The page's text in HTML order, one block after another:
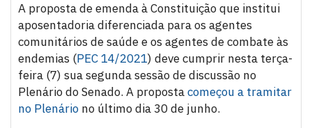
A proposta de emenda à Constituição que institui
aposentadoria diferenciada para os agentes
comunitários de saúde e os agentes de combate às
endemias (PEC 14/2021) deve cumprir nesta terça-
feira (7) sua segunda sessão de discussão no
Plenário do Senado. A propostacomeçou a tramitar
no Plenário no último dia 30 de junho.